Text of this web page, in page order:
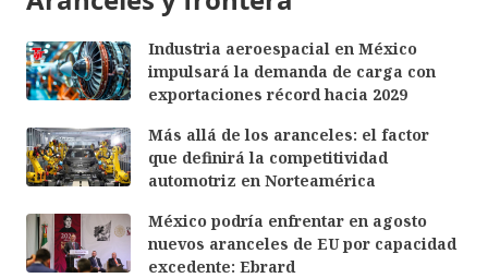
Industria aeroespacial en México
impulsará la demanda de carga con
exportaciones récord hacia 2029
Más allá de los aranceles: el factor
que definirá la competitividad
automotriz en Norteamérica
México podría enfrentar en agosto
nuevos aranceles de EU por capacidad
excedente: Ebrard